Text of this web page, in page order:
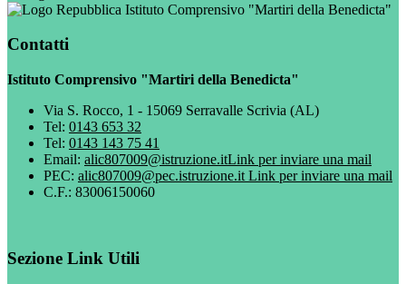
Istituto Comprensivo "Martiri della Benedicta"
Contatti
Istituto Comprensivo "Martiri della Benedicta"
Via S. Rocco, 1 - 15069 Serravalle Scrivia (AL)
Tel: 0143 653 32
Tel: 0143 143 75 41
Email: alic807009@istruzione.itLink per inviare una mail
PEC: alic807009@pec.istruzione.it Link per inviare una mail
C.F.: 83006150060
Sezione Link Utili